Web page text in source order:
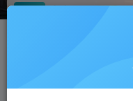
加入会员
每